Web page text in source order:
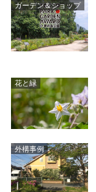
ガーデン＆ショップ
花と緑
外構事例